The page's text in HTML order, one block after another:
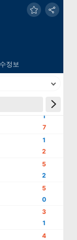
정보
1
7
1
2
5
2
5
0
3
1
4